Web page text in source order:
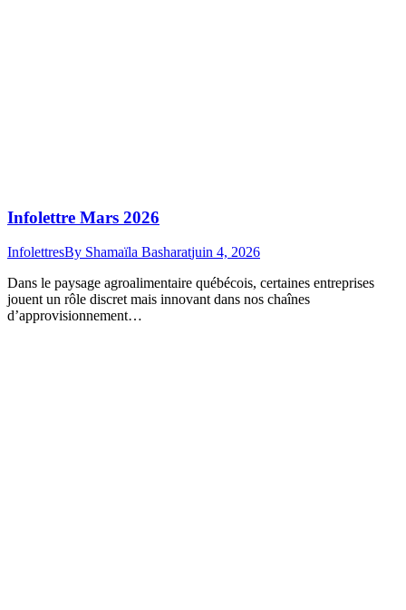
Infolettre Mars 2026
InfolettresBy Shamaïla Basharatjuin 4, 2026
Dans le paysage agroalimentaire québécois, certaines entreprises
jouent un rôle discret mais innovant dans nos chaînes
d’approvisionnement…